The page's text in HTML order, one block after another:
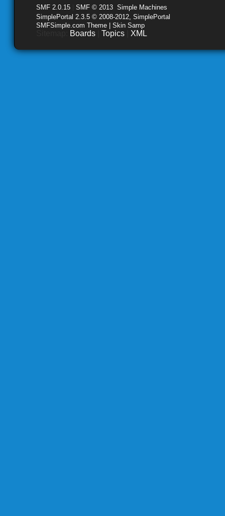
SMF 2.0.15 SMF © 2013 Simple Machines
SimplePortal 2.3.5 © 2008-2012, SimplePortal
SMFSimple.com Theme | Skin Samp
Boards Topics XML